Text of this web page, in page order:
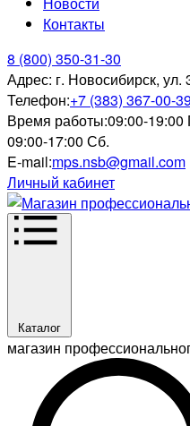
Контакты
8 (800) 350-31-30
Адрес: г. Новосибирск,
Телефон:+7 (383) 367-00-
Время работы:09:00-19:00
09:00-17:00 Сб.
E-mail:mps.nsb@gmail.com
Личный кабинет
Каталог
магазин